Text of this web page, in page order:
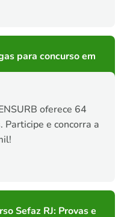
para concurso em
oferece 64
Participe e concorra a
Sefaz RJ: Provas e